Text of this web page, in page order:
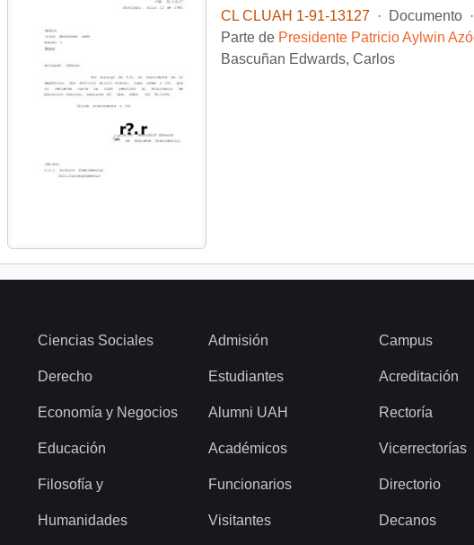
CL CLUAH 1-91-13127
· Documento ·
Parte de Presidente Patricio Aylwin
Bascuñan Edwards, Carlos
Ciencias Sociales
Derecho
Economía y Negocios
Educación
Filosofía y
Humanidades
Admisión
Estudiantes
Alumni UAH
Académicos
Funcionarios
Visitantes
Campus
Acreditación
Rectoría
Vicerrectorías
Directorio
Decanos